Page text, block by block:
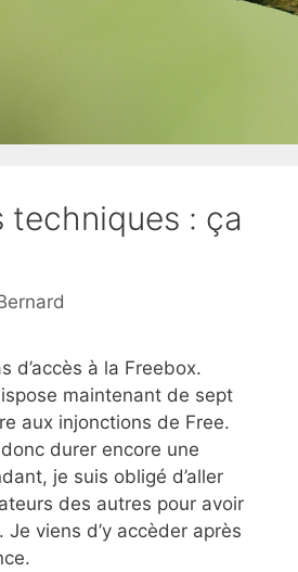
techniques : ça
d’accès à la Freebox.
maintenant de sept
aux injonctions de Free.
durer encore une
je suis obligé d’aller
des autres pour avoir
viens d’y accèder après